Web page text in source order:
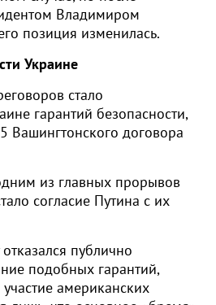
Владимиром
позиция изменилась.
Украине
стало
гарантий безопасности,
Вашингтонского договора
из главных прорывов
согласие Путина с их
публично
подобных гарантий,
американских